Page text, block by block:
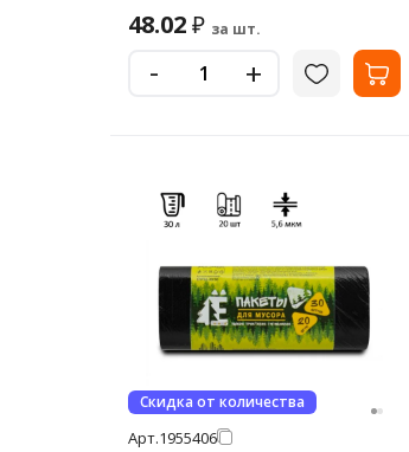
48.02₽ за шт.
- +
Скидка от количества
Арт.1955406